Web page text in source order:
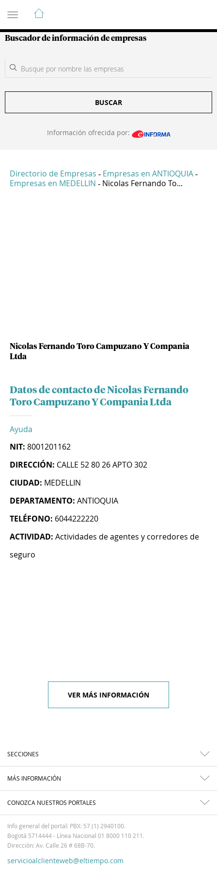
Guía de Empresas Colombianas
Buscador de información de empresas
BUSCAR
Información ofrecida por:
Directorio de Empresas - Empresas en ANTIOQUIA -
Empresas en MEDELLIN - Nicolas Fernando To...
Nicolas Fernando Toro Campuzano Y Compania
Ltda
Datos de contacto de Nicolas Fernando
Toro Campuzano Y Compania Ltda
Ayuda
NIT: 8001201162
DIRECCIÓN: CALLE 52 80 26 APTO 302
CIUDAD: MEDELLIN
DEPARTAMENTO: ANTIOQUIA
TELÉFONO: 6044222220
ACTIVIDAD: Actividades de agentes y corredores de
seguro
VER MÁS INFORMACIÓN
SECCIONES
MÁS INFORMACIÓN
CONOZCA NUESTROS PORTALES
Info general del portal: PBX: 57 (1) 2940100.
Bogotá 5714444 - Línea Nacional 01 8000 110 211.
Dirección: Av. Calle 26 # 68B-70.
servicioalclienteweb@eltiempo.com